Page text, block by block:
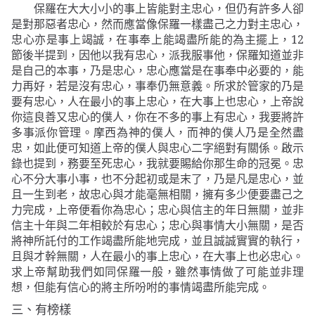
保羅在大大小小的事上皆能對主忠心，但仍有許多人卻
是對那惡者忠心，然而應當像保羅一樣盡己之力對主忠心，
忠心亦是事上竭誠，在事奉上能竭盡所能的為主擺上， 12
節後半提到，因他以我有忠心，派我服事他，保羅知道並非
是自己的本事，乃是忠心，忠心應當是在事奉中必要的，能
力再好，若是沒有忠心，事奉仍無意義。所求於管家的乃是
要有忠心，人在最小的事上忠心，在大事上也忠心，上帝說
你這良善又忠心的僕人，你在不多的事上有忠心，我要將許
多事派你管理。摩西為神的僕人，而神的僕人乃是全然盡
忠，如此便可知道上帝的僕人與忠心二字絕對有關係。啟示
錄也提到，務要至死忠心，我就要賜給你那生命的冠冕。忠
心不分大事小事，也不分起初或是末了，乃是凡是忠心，並
且一生到老，故忠心與才能毫無相關，擁有多少便要盡己之
力完成，上帝便看你為忠心；忠心與信主的年日無關，並非
信主十年與二年相較於有忠心；忠心與事情大小無關，是否
將神所託付的工作竭盡所能地完成，並且誠誠實實的執行，
且與才幹無關，人在最小的事上忠心，在大事上也必忠心。
求上帝幫助我們如同保羅一般，雖然事情做了可能並非理
想，但能有信心的將主所吩咐的事情竭盡所能完成。
三、有榜樣